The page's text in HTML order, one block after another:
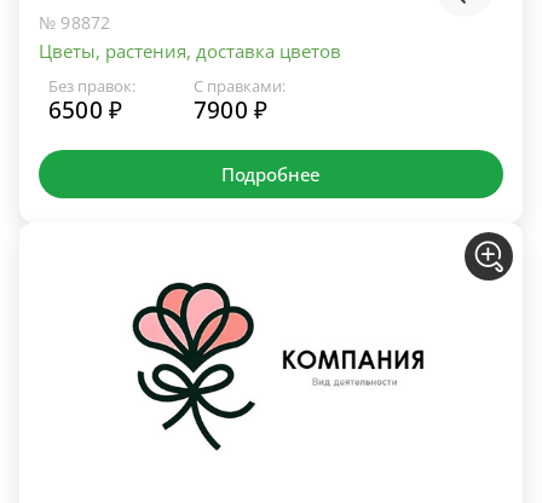
№ 98872
Цветы, растения, доставка цветов
Без правок:
6500 ₽
С правками:
7900 ₽
Подробнее